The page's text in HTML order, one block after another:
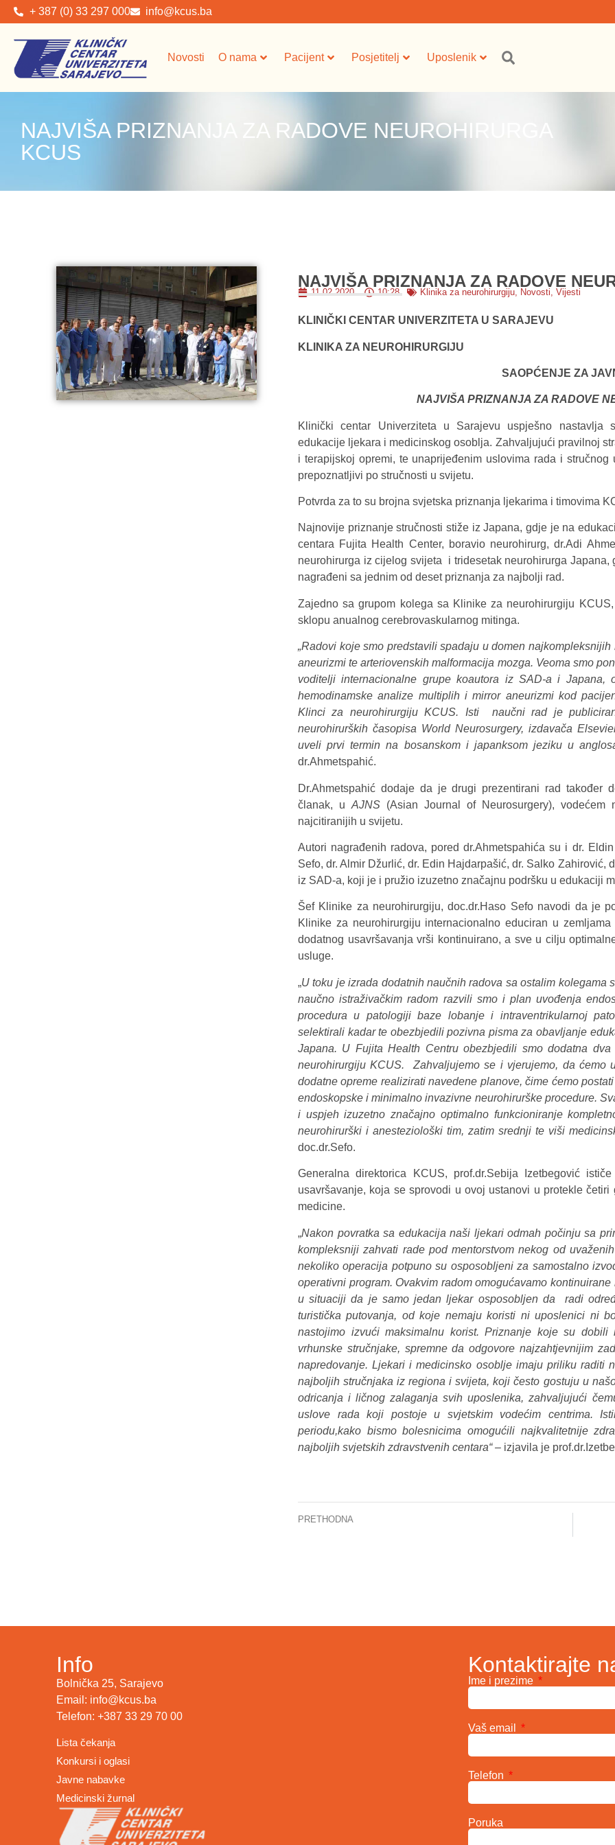
+ 387 (0) 33 297 000 info@kcus.ba
Novosti O nama Pacijent Posjetitelj Uposlenik
NAJVIŠA PRIZNANJA ZA RADOVE NEUROHIRURGA
KCUS
NAJVIŠA PRIZNANJA ZA RADOVE
11.02.2020. 10:28 Klinika za neurohirurgiju, Novosti,Vijesti
KLINIČKI CENTAR UNIVERZITETA U SARAJEVU
KLINIKA ZA NEUROHIRURGIJU
SAOPĆENJE ZA
NAJVIŠA PRIZNANJA ZA RADOVE
Klinički centar Univerziteta u Sarajevu uspješno nastavlja
edukacije ljekara i medicinskog osoblja. Zahvaljujući pravilnoj
i terapijskoj opremi, te unaprijeđenim uslovima rada i
prepoznatljivi po stručnosti u svijetu.
Potvrda za to su brojna svjetska priznanja ljekarima i timovima
Najnovije priznanje stručnosti stiže iz Japana, gdje je na
centara Fujita Health Center, boravio neurohirurg, dr.Adi
neurohirurga iz cijelog svijeta i tridesetak neurohirurga
nagrađeni sa jednim od deset priznanja za najbolji rad.
Zajedno sa grupom kolega sa Klinike za neurohirurgiju
sklopu anualnog cerebrovaskularnog mitinga.
„Radovi koje smo predstavili spadaju u domen
aneurizmi te arteriovenskih malformacija mozga. Veoma smo
voditelji internacionalne grupe koautora iz SAD-a i Japana,
hemodinamske analize multiplih i mirror aneurizmi kod
Klinci za neurohirurgiju KCUS. Isti naučni rad je
neurohirurških časopisa World Neurosurgery, izdavača
uveli prvi termin na bosanskom i japanksom jeziku u
dr.Ahmetspahić.
Dr.Ahmetspahić dodaje da je drugi prezentirani rad također
članak, uAJNS (Asian Journal of Neurosurgery),
najcitiranijih u svijetu.
Autori nagrađenih radova, pored dr.Ahmetspahića su i dr.
Sefo, dr. Almir Džurlić, dr. Edin Hajdarpašić, dr. Salko
iz SAD-a, koji je i pružio izuzetno značajnu podršku u edukaciji
Šef Klinike za neurohirurgiju, doc.dr.Haso Sefo navodi da je
Klinike za neurohirurgiju internacionalno educiran u
dodatnog usavršavanja vrši kontinuirano, a sve u cilju
usluge.
„U toku je izrada dodatnih naučnih radova sa ostalim
naučno istraživačkim radom razvili smo i plan uvođenja
procedura u patologiji baze lobanje i intraventrikularnoj
selektirali kadar te obezbjedili pozivna pisma za obavljanje
Japana. U Fujita Health Centru obezbjedili smo dodatna
neurohirurgiju KCUS. Zahvaljujemo se i vjerujemo, da ćemo
dodatne opreme realizirati navedene planove, čime ćemo
endoskopske i minimalno invazivne neurohirurške procedure.
i uspjeh izuzetno značajno optimalno funkcioniranje
neurohirurški i anesteziološki tim, zatim srednji te viši
doc.dr.Sefo.
Generalna direktorica KCUS, prof.dr.Sebija Izetbegović
usavršavanje, koja se sprovodi u ovoj ustanovi u protekle
medicine.
„Nakon povratka sa edukacija naši ljekari odmah počinju sa
kompleksniji zahvati rade pod mentorstvom nekog od
nekoliko operacija potpuno su osposobljeni za samostalno
operativni program. Ovakvim radom omogućavamo
u situaciji da je samo jedan ljekar osposobljen da radi
turistička putovanja, od koje nemaju koristi ni uposlenici ni
nastojimo izvući maksimalnu korist. Priznanje koje su
vrhunske stručnjake, spremne da odgovore najzahtjevnijim
napredovanje. Ljekari i medicinsko osoblje imaju priliku raditi
najboljih stručnjaka iz regiona i svijeta, koji često gostuju u
odricanja i ličnog zalaganja svih uposlenika, zahvaljujući
uslove rada koji postoje u svjetskim vodećim centrima.
periodu,kako bismo bolesnicima omogućili najkvalitetnije
najboljih svjetskih zdravstvenih centara“ – izjavila je
PRETHODNA
Info
Bolnička 25, Sarajevo
Email: info@kcus.ba
Telefon: +387 33 29 70 00
Lista čekanja
Konkursi i oglasi
Javne nabavke
Medicinski žurnal
Kontaktirajte
Ime i prezime
Vaš email
Telefon
Poruka